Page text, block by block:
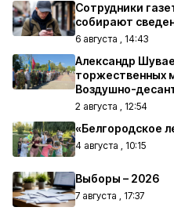
Сотрудники
собирают
6 августа , 14:43
Александр
торжественных
Воздушно-
2 августа , 12:54
«Белгородское
4 августа , 10:15
Выборы – 2026
7 августа , 17:37